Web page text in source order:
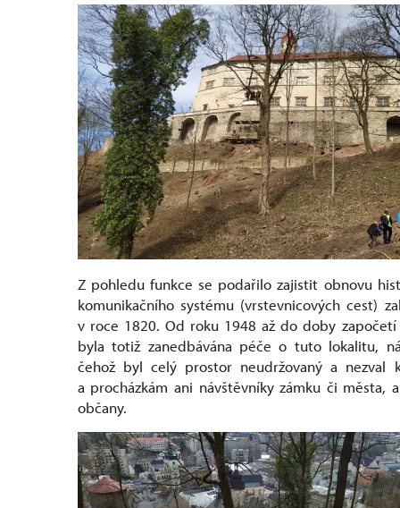
Z pohledu funkce se podařilo zajistit obnovu
komunikačního systému (vrstevnicových cest)
v roce 1820. Od roku 1948 až do doby
byla totiž zanedbávána péče o tuto lokalitu,
čehož byl celý prostor neudržovaný a nezval
a procházkám ani návštěvníky zámku či města,
občany.